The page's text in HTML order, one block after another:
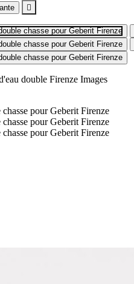

double Firenze Images